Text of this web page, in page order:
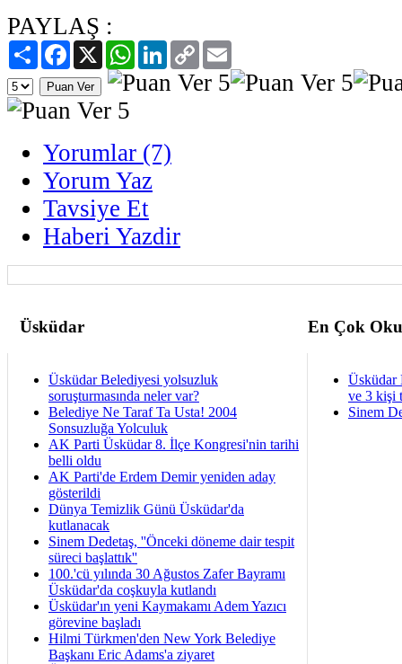
PAYLAŞ :
PaylaşFacebook
X WhatsAppLinkedIn
Copy
Link
Yorumlar (7)
Yorum Yaz
Tavsiye Et
Haberi Yazdir
Üsküdar En Çok
Üsküdar Belediyesi yolsuzluk
soruşturmasında neler var?
Belediye Ne Taraf Ta Usta! 2004
Sonsuzluğa Yolculuk
AK Parti Üsküdar 8. İlçe Kongresi'nin tarihi
belli oldu
AK Parti'de Erdem Demir yeniden aday
gösterildi
Dünya Temizlik Günü Üsküdar'da
kutlanacak
Sinem Dedetaş, ''Önceki döneme dair tespit
süreci başlattık''
100.'cü yılında 30 Ağustos Zafer Bayramı
Üsküdar'da coşkuyla kutlandı
Üsküdar'ın yeni Kaymakamı Adem Yazıcı
görevine başladı
Hilmi Türkmen'den New York Belediye
Başkanı Eric Adams'a ziyaret
Üsküdar
ve 3 kişi
Sinem